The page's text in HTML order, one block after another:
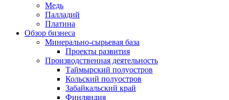
Медь
Палладий
Платина
Обзор бизнеса
Минерально-сырьевая база
Проекты развития
Производственная деятельность
Таймырский полуостров
Кольский полуостров
Забайкальский край
Финляндия